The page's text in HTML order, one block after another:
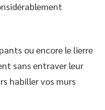
ou encore le lierre
sans entraver leur
habiller vos murs